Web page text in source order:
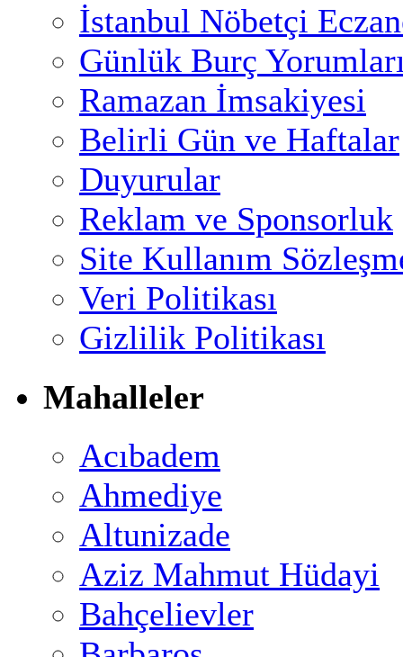
İstanbul Nöbetçi
Günlük Burç
Ramazan İmsakiyesi
Belirli Gün ve Haftalar
Duyurular
Reklam ve Sponsorluk
Site Kullanım
Veri Politikası
Gizlilik Politikası
Mahalleler
Acıbadem
Ahmediye
Altunizade
Aziz Mahmut Hüdayi
Bahçelievler